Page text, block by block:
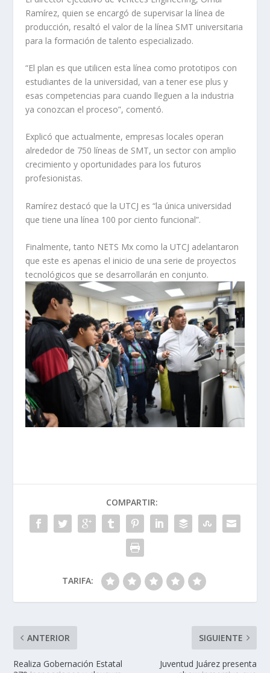
Ramírez, quien se encargó de supervisar la línea de
producción, resaltó el valor de la línea SMT universitaria
para la formación de talento especializado.
“El plan es que utilicen esta línea como prototipos con
estudiantes de la universidad, van a tener ese plus y
esas competencias para cuando lleguen a la industria
ya conozcan el proceso”, comentó.
Explicó que actualmente, empresas locales operan
alrededor de 750 líneas de SMT, un sector con amplio
crecimiento y oportunidades para los futuros
profesionistas.
Ramírez destacó que la UTCJ es “la única universidad
que tiene una línea 100 por ciento funcional”.
Finalmente, tanto NETS Mx como la UTCJ adelantaron
que este es apenas el inicio de una serie de proyectos
tecnológicos que se desarrollarán en conjunto.
COMPARTIR:
TARIFA:
ANTERIOR
Realiza Gobernación Estatal
SIGUIENTE
Juventud Juárez presenta